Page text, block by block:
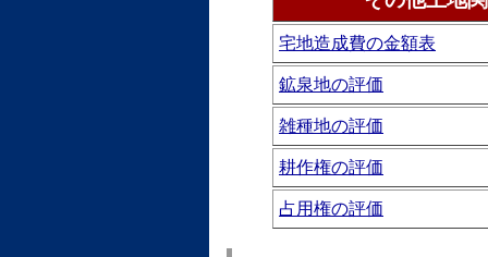
宅地造成費の金額表
鉱泉地の評価
雑種地の評価
耕作権の評価
占用権の評価